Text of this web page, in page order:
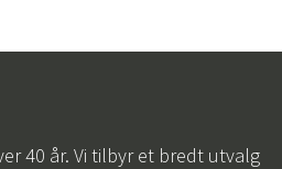
40 år. Vi tilbyr et bredt utvalg